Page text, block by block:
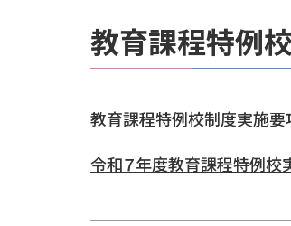
教育課程特例
教育課程特例校制度実施要
令和７年度教育課程特例